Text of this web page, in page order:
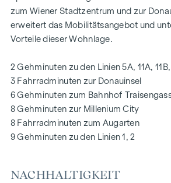
Stilvolle Markenfliesen
Außenliegender, elektrischer
Klimaanlage im DG
Photovoltaikanlage am Dach
Digitale Gegensprechanlage und
schwarzes Brett über Handyapp
Smarte Hausverwaltungs-App „puck“
HIGHLIGHTS
Gärten, Balkone, Loggien,
zum Wiener Stadtzentrum und zur
erweitert das Mobilitätsangebot und
Vorteile dieser Wohnlage.
2 Gehminuten zu den Linien 5A, 11A,
3 Fahrradminuten zur Donauinsel
6 Gehminuten zum Bahnhof
8 Gehminuten zur Millenium City
8 Fahrradminuten zum Augarten
9 Gehminuten zu den Linien 1, 2
NACHHALTIGKEIT